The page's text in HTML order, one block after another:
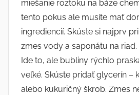
miešanie roztoku na báze
tento pokus ale musíte mať
ingrediencií. Skúste si najprv
zmes vody a saponátu na riad.
Ide to, ale bubliny rýchlo
veľké. Skúste pridať glycerín –
alebo kukuričný škrob. Zmes